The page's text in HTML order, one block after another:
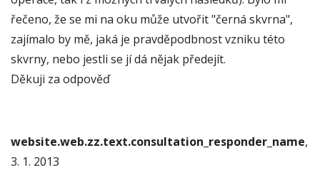
řečeno, že se mi na oku může utvořit "černá skvrna",
zajímalo by mě, jaká je pravděpodbnost vzniku této
skvrny, nebo jestli se jí dá nějak předejít.
Děkuji za odpověď
website.web.zz.text.consultation_responder_name,
3. 1. 2013